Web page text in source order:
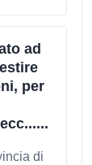
ad
per
di